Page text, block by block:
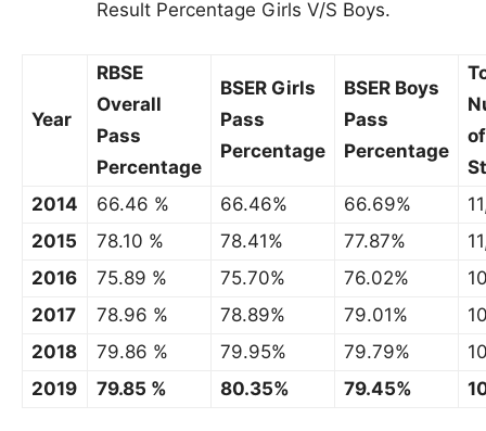
Result Percentage Girls V/S Boys.
Year
RBSE
Overall
Pass
Percentage
BSER Girls
Pass
Percentage
BSER Boys
Pass
Percentage
of
2014
66.46 % 66.46% 66.69%
2015
78.10 % 78.41% 77.87%
2016
75.89 % 75.70% 76.02%
2017
78.96 % 78.89% 79.01%
2018
79.86 % 79.95% 79.79%
2019
79.85 % 80.35% 79.45%